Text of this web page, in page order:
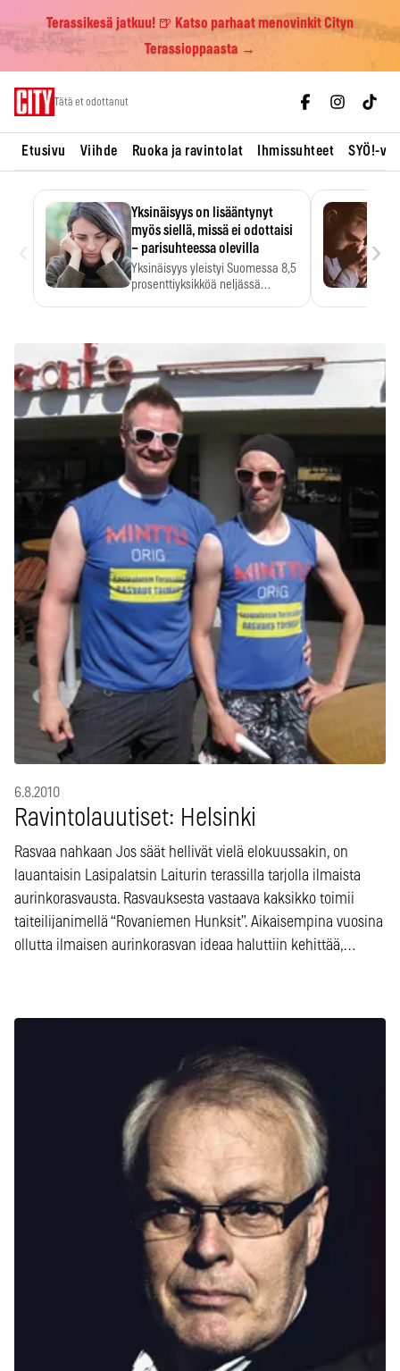
Terassikesä jatkuu! 🍺 Katso parhaat menovinkit Cityn
Terassioppaasta →
Tätä et odottanut
Etusivu Viihde Ruoka ja ravintolat Ihmissuhteet SYÖ!-
Yksinäisyys on lisääntynyt
myös siellä, missä ei odottaisi
– parisuhteessa olevilla
Yksinäisyys yleistyi Suomessa 8,5
prosenttiyksikköä neljässä
›
6.8.2010
Ravintolauutiset: Helsinki
Rasvaa nahkaan Jos säät hellivät vielä elokuussakin, on
lauantaisin Lasipalatsin Laiturin terassilla tarjolla ilmaista
aurinkorasvausta. Rasvauksesta vastaava kaksikko toimii
taiteilijanimellä “Rovaniemen Hunksit”. Aikaisempina vuosina
ollutta ilmaisen aurinkorasvan ideaa haluttiin kehittää,…